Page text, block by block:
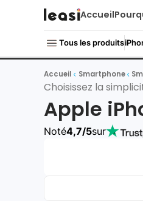
Accueil
Tous les produits
Accueil Smartphone
Choisissez la
Apple
Noté4,7/5sur